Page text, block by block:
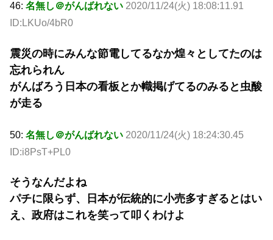
46: 名無し＠がんばれない 2020/11/24(火) 18:08:11.91
ID:LKUo/4bR0
震災の時にみんな節電してるなか煌々としてたのは
忘れられん
がんばろう日本の看板とか幟掲げてるのみると虫酸
が走る
50: 名無し＠がんばれない 2020/11/24(火) 18:24:30.45
ID:i8PsT+PL0
そうなんだよね
パチに限らず、日本が伝統的に小売多すぎるとはい
え、政府はこれを笑って叩くわけよ